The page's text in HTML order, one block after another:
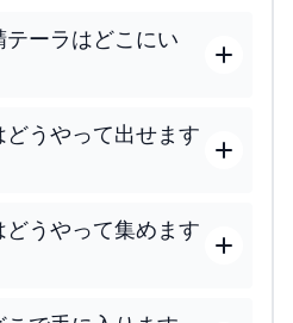
ーラはどこにい
うやって出せます
うやって集めます